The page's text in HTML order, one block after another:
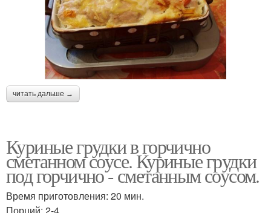
читать дальше →
Куриные грудки в горчично
сметанном соусе. Куриные грудки
под горчично - сметанным соусом.
Время приготовления: 20 мин.
Порций: 2-4.